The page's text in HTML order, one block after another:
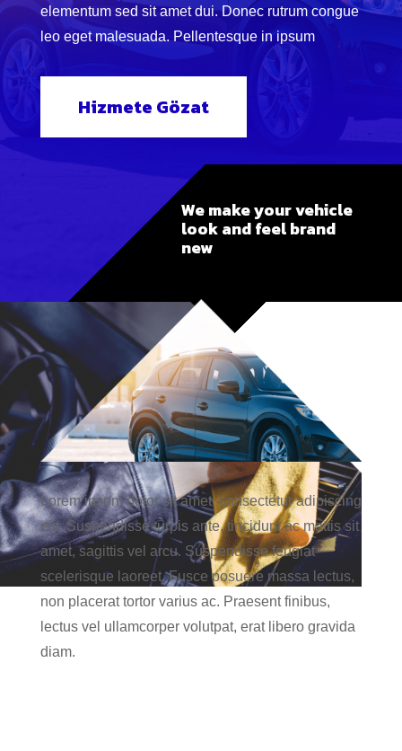
elementum sed sit amet dui. Donec rutrum congue
leo eget malesuada. Pellentesque in ipsum
Hizmete Gözat
We make your vehicle
look and feel brand
new
Lorem ipsum dolor sit amet, consectetur adipiscing
elit. Suspendisse turpis ante, tincidunt ac mattis sit
amet, sagittis vel arcu. Suspendisse feugiat
scelerisque laoreet. Fusce posuere massa lectus,
non placerat tortor varius ac. Praesent finibus,
lectus vel ullamcorper volutpat, erat libero gravida
diam.